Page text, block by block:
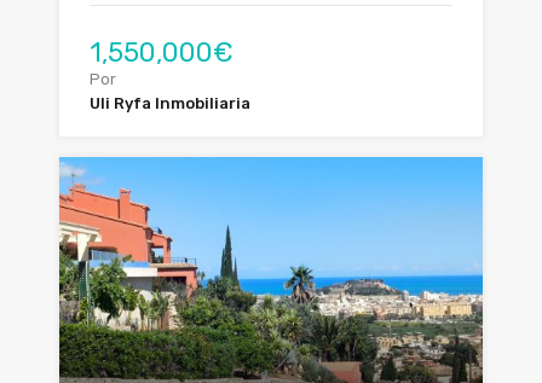
1,550,000€
Por
Uli Ryfa Inmobiliaria